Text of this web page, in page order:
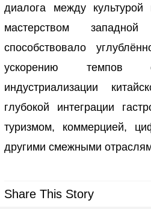
диалога между культурой
мастерством
способствовало
ускорению темпов
индустриализации
глубокой интеграции
туризмом, коммерцией,
другими смежными
Share This Story